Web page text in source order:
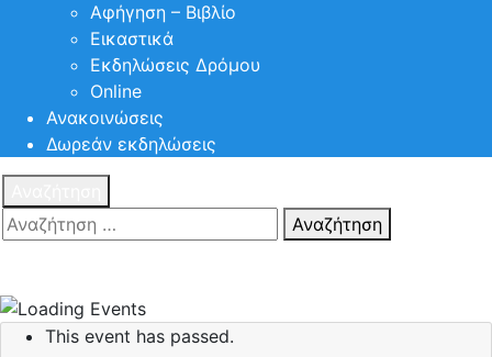
Αφήγηση – Βιβλίο
Εικαστικά
Εκδηλώσεις Δρόμου
Online
Ανακοινώσεις
Δωρεάν εκδηλώσεις
Αναζήτηση
This event has passed.